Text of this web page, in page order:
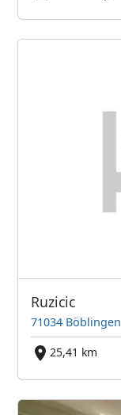
Ruzicic
71034 Böblingen
25,41 km